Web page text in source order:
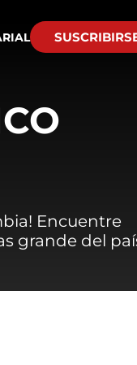
Encuentre
grande del